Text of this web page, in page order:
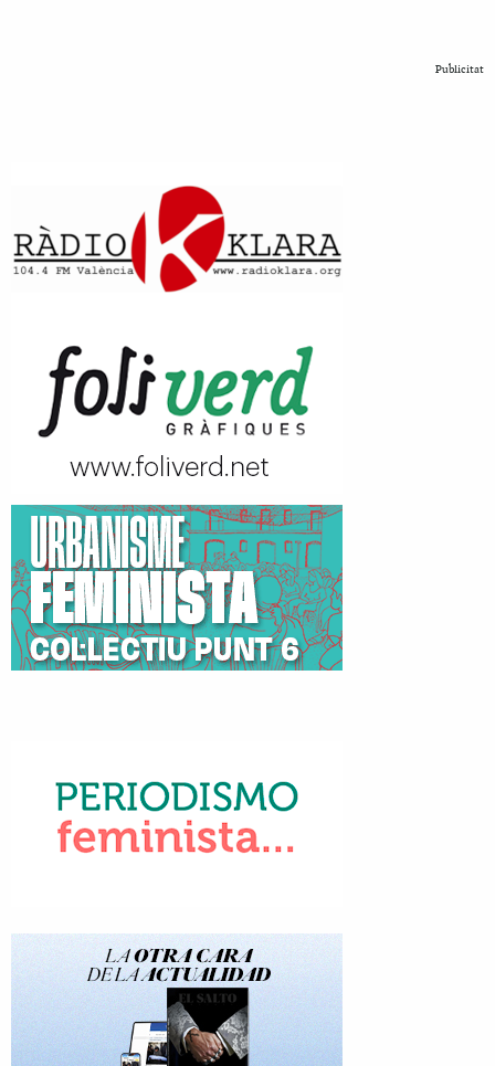
Publicitat